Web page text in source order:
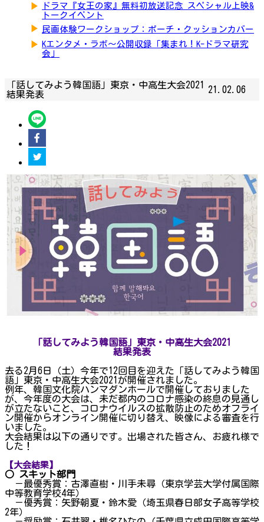
▶
ドラマ『女王の家』無料初放送記念 スペシャル上映&
トークイベント
▶ 民画体験ワークショップ：ポーチ・クッションカバー
▶ Kエンタメ・ラボ～公開収録「集まれ！K-ドラマ研究
会」
「話してみよう韓国語」東京・中高生大会2021
結果発表
21.02.06
「話してみよう韓国語」東京・中高生大会2021
結果発表
去る2月6日（土）今年で12回目を迎えた「話してみよう韓国
語」東京・中高生大会2021が開催されました。
例年、韓国文化院ハンマダンホールで開催しておりました
が、今年度の大会は、未だ都内のコロナ感染の終息の見通し
が立たないこと、コロナウイルスの拡散防止のためオフライ
ン開催からオンライン開催に切り替え、映像による審査を行
いました。
大会結果は以下の通りです。出場された皆さん、お疲れ様で
した！
【大会結果】
○ スキット部門
－最優秀賞：古澤直樹・川手未尋（東京学芸大学付属国際
中等教育学校4年）
－優秀賞：矢野朝夏・鈴木愛（埼玉県春日部女子高等学校
2年）